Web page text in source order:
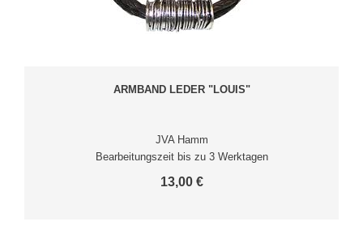
ARMBAND LEDER "LOUIS"
JVA Hamm
Bearbeitungszeit bis zu 3 Werktagen
13,00 €